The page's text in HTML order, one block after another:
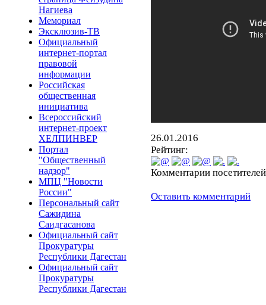
Нагиева
Мемориал
Эксклюзив-ТВ
Официальный
интернет-портал
правовой
информации
Российская
общественная
инициатива
Всероссийский
интернет-проект
ХЕЛПИНВЕР
Портал
"Общественный
надзор"
МПЦ "Новости
России"
Персональный сайт
Сажидина
Саидгасанова
Официальный сайт
Прокуратуры
Республики Дагестан
Официальный сайт
Прокуратуры
Республики Дагестан
26.01.2016
Рейтинг:
Комментарии
Оставить комментарий